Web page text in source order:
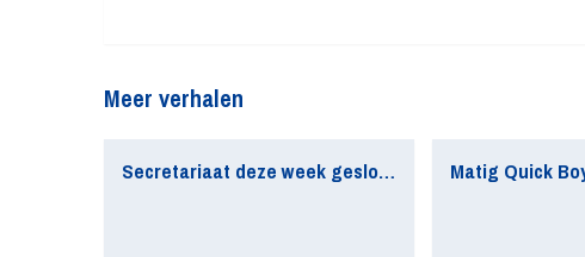
Meer verhalen
Secretariaat deze week gesloten